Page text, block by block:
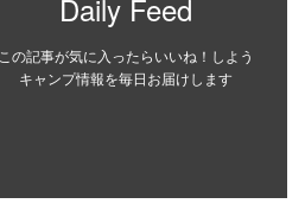
Daily Feed
この記事が気に入ったらいいね！しよう
キャンプ情報を毎日お届けします